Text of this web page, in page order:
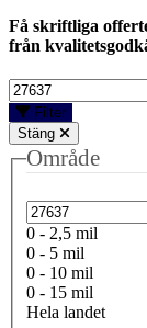
Få skriftliga
från
Filter
Stäng
Område
0 - 2,5 mil
0 - 5 mil
0 - 10 mil
0 - 15 mil
Hela landet